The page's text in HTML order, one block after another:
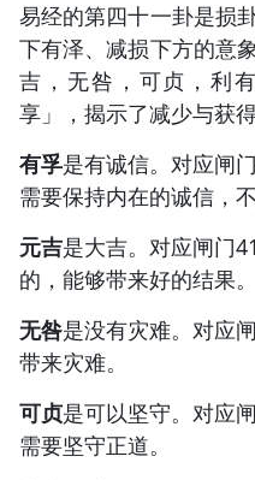
易经的第四十一卦是损
下有泽、减损下方的意
吉，无咎，可贞，利
享」，揭示了减少与获
有孚是有诚信。对应闸
需要保持内在的诚信，
元吉是大吉。对应闸门
的，能够带来好的结果。
无咎是没有灾难。对应
带来灾难。
可贞是可以坚守。对应
需要坚守正道。